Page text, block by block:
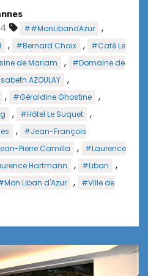
##MonLibandAzur ,
, #Bernard Chaix ,
#Café Le
de Mariam ,
#Domaine de
AZOULAY ,
, #Géraldine Ghostine ,
, #Hôtel Le Suquet ,
,
#Jean-François
Pierre Camilla ,
#Laurence
Hartmann , #Liban ,
Liban d'Azur ,
#Ville de